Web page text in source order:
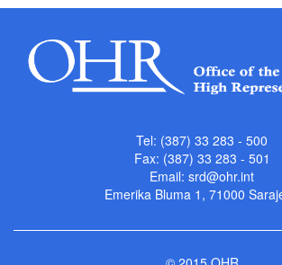
Tel: (387) 33 283 - 500
Fax: (387) 33 283 - 501
Email: srd@ohr.int
Emerika Bluma 1, 71000